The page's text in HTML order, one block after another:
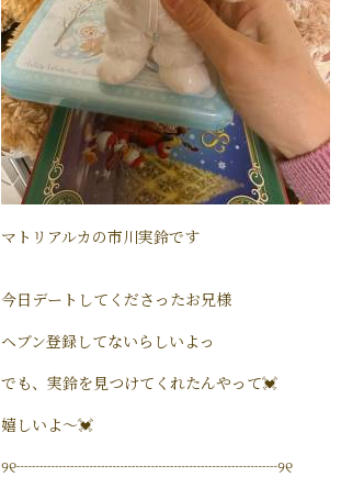
マトリアルカの市川実鈴です
今日デートしてくださったお兄様
ヘブン登録してないらしいよっ
でも、実鈴を見つけてくれたんやって💓
嬉しいよ〜💓
୨୧┈┈┈┈┈┈┈┈┈┈┈┈┈┈┈┈┈୨୧